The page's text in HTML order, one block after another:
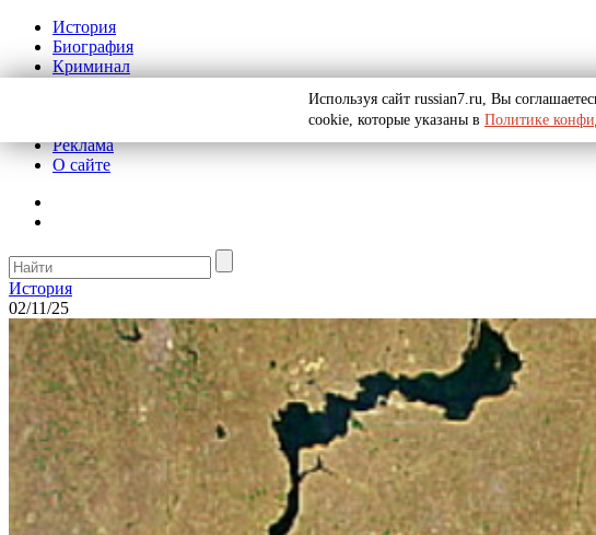
История
Биография
Криминал
Реклама
О сайте
История
02/11/25
Используя сайт russian7.ru, Вы
cookie, которые указаны в Политике